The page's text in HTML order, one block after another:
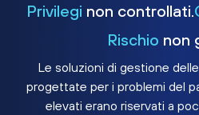
Privilegi non controllati.
Rischio non
Le soluzioni di gestione
progettate per i problemi del
elevati erano riservati a